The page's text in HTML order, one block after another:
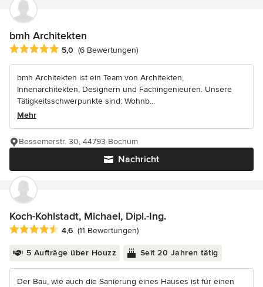
bmh Architekten
Durchschnittliche Bewertung: 5 von 5 Sternen
5,0 (6 Bewertungen)
bmh Architekten ist ein Team von Architekten,
Innenarchitekten, Designern und Fachingenieuren. Unsere
Tätigkeitsschwerpunkte sind: Wohnb...
Mehr
Nachricht
Bessemerstr. 30, 44793 Bochum
Koch-Kohlstadt, Michael, Dipl.-Ing.
Durchschnittliche Bewertung: 4.6 von 5 Sternen
4,6 (11 Bewertungen)
5 Aufträge über Houzz Seit 20 Jahren tätig
Der Bau, wie auch die Sanierung eines Hauses ist für einen